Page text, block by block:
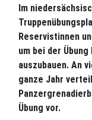
Im
Reservistinnen
um bei der
auszubauen. An
ganze Jahr
Übung vor.